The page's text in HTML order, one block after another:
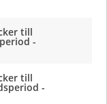
till
-
till
-